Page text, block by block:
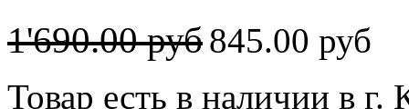
1'690.00 руб845.00 руб
Товар есть в наличии в г.